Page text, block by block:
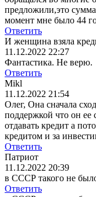
предложили,это
момент мне было 44
Ответить
И женщина взяла
11.12.2022 22:27
Фантастика. Не верю.
Ответить
Mikl
11.12.2022 21:54
Олег, Она сначала
поддержкой что он ее
отдавать кредит а
кредитом и за
Ответить
Патриот
11.12.2022 20:39
в СССР такого не
Ответить